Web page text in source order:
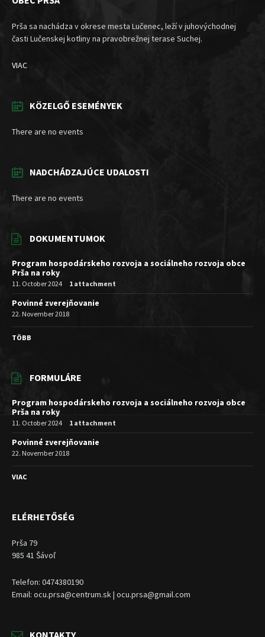
Prša sa nachádza v okrese mesta Lučenec, leží v juhovýchodnej
časti Lučenskej kotliny na pravobrežnej terase Suchej.
VIAC
KÖZELGŐ ESEMÉNYEK
There are no events
NADCHÁDZAJÚCE UDALOSTI
There are no events
DOKUMENTUMOK
Program hospodárskeho rozvoja a sociálneho rozvoja obce
Prša na roky
11. October 2024 1 attachment
Povinné zverejňovanie
22. November 2018
TÖBB
FORMULÁRE
Program hospodárskeho rozvoja a sociálneho rozvoja obce
Prša na roky
11. October 2024 1 attachment
Povinné zverejňovanie
22. November 2018
VIAC
ELÉRHETŐSÉG
Prša 79
985 41 Šávoľ
Telefon: 0474380190
Email: ocu.prsa@centrum.sk | ocu.prsa@gmail.com
KONTAKTY